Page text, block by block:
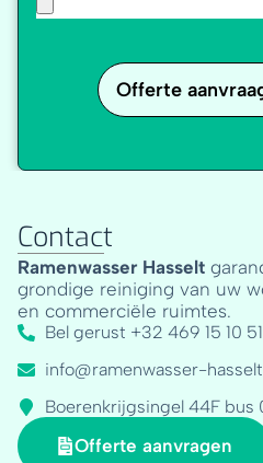
Offerte
Contact
Ramenwasser Hasselt
grondige reiniging van uw
en commerciële ruimtes.
Bel gerust +32 469 15 10 51
info@ramenwasser-
Boerenkrijgsingel 44F bus
Offerte aanvragen